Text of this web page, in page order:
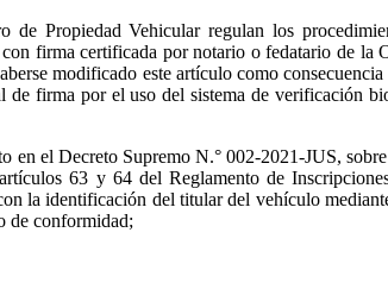
Propiedad Vehicular regulan los
firma certificada por notario o fedatario de la
modificado este artículo como
firma por el uso del sistema de verificación
el Decreto Supremo N.° 002-2021-JUS,
63 y 64 del Reglamento de
la identificación del titular del vehículo
de conformidad;